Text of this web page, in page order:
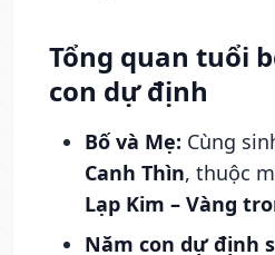
Tổng quan tuổi
con dự định
Bố và Mẹ: Cùng
Canh Thìn, thuộc
Lạp Kim – Vàng
Năm con dự định